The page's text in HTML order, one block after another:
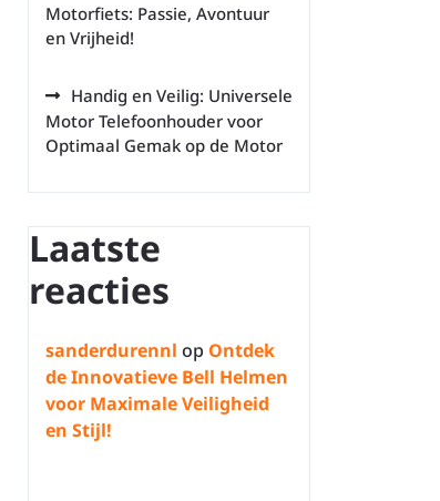
Motorfiets: Passie, Avontuur
en Vrijheid!
Handig en Veilig: Universele
Motor Telefoonhouder voor
Optimaal Gemak op de Motor
Laatste
reacties
sanderdurennl op Ontdek
de Innovatieve Bell Helmen
voor Maximale Veiligheid
en Stijl!